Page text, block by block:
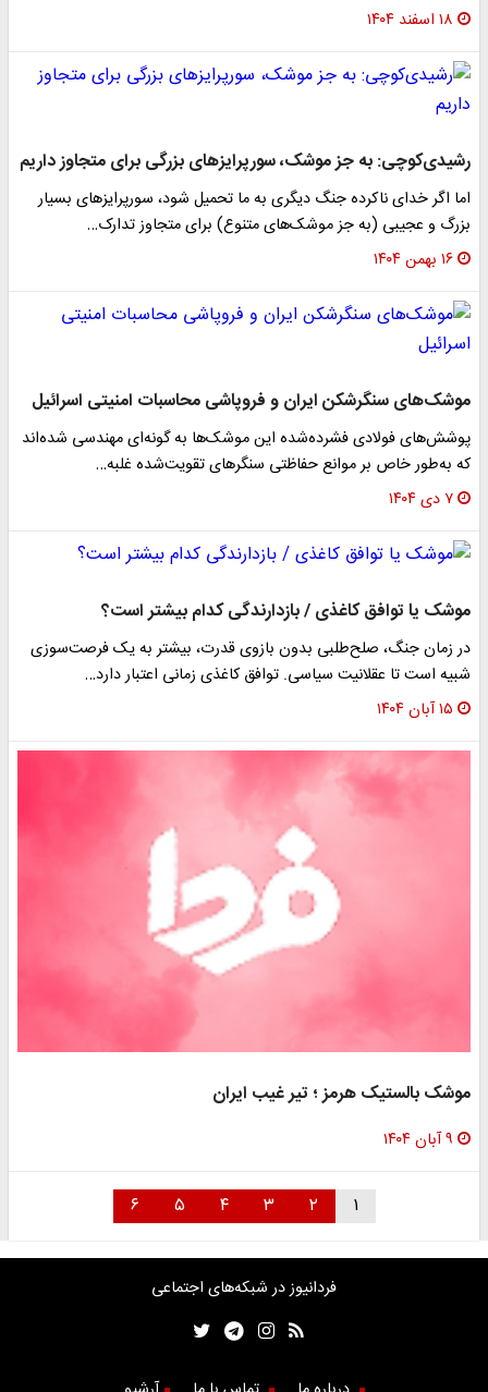
۱۸ اسفند ۱۴۰۴
رشیدی‌کوچی: به جز موشک، سورپرایزهای بزرگی برای متجاوز داریم
اما اگر خدای ناکرده جنگ دیگری به ما تحمیل شود، سورپرایزهای بسیار
بزرگ و عجیبی (به جز موشک‌های متنوع) برای متجاوز تدارک…
۱۶ بهمن ۱۴۰۴
موشک‌های سنگرشکن ایران و فروپاشی محاسبات امنیتی اسرائیل
پوشش‌های فولادی فشرده‌شده این موشک‌ها به گونه‌ای مهندسی شده‌اند
که به‌طور خاص بر موانع حفاظتی سنگرهای تقویت‌شده غلبه…
۷ دی ۱۴۰۴
موشک یا توافق کاغذی / بازدارندگی کدام بیشتر است؟
در زمان جنگ، صلح‌طلبی بدون بازوی قدرت، بیشتر به یک فرصت‌سوزی
شبیه است تا عقلانیت سیاسی. توافق کاغذی زمانی اعتبار دارد…
۱۵ آبان ۱۴۰۴
موشک بالستیک هرمز ؛ تیر غیب ایران
۹ آبان ۱۴۰۴
۱ ۲ ۳ ۴ ۵ ۶
فردانیوز در شبکه‌های اجتماعی